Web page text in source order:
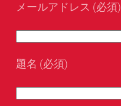
メールアドレス (必須)
題名 (必須)